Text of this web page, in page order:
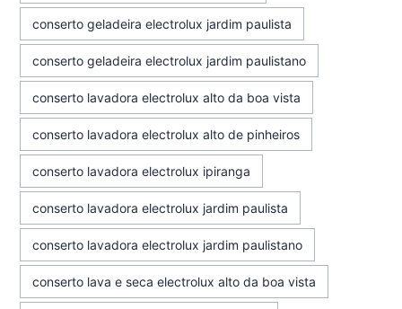
conserto geladeira electrolux jardim paulista
conserto geladeira electrolux jardim paulistano
conserto lavadora electrolux alto da boa vista
conserto lavadora electrolux alto de pinheiros
conserto lavadora electrolux ipiranga
conserto lavadora electrolux jardim paulista
conserto lavadora electrolux jardim paulistano
conserto lava e seca electrolux alto da boa vista